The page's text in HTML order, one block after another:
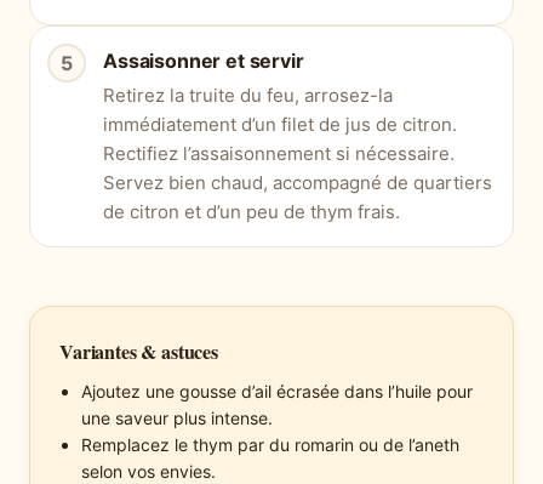
Assaisonner et servir
Retirez la truite du feu, arrosez-la
immédiatement d’un filet de jus de citron.
Rectifiez l’assaisonnement si nécessaire.
Servez bien chaud, accompagné de quartiers
de citron et d’un peu de thym frais.
Variantes & astuces
Ajoutez une gousse d’ail écrasée dans l’huile pour
une saveur plus intense.
Remplacez le thym par du romarin ou de l’aneth
selon vos envies.